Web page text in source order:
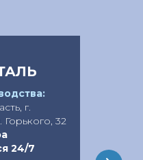
г.
Горького, 32
24/7